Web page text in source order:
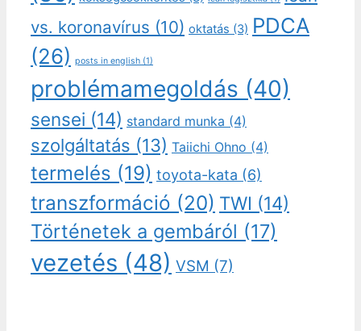
vs. koronavírus (10) oktatás (3) PDCA
(26) posts in english (1)
problémamegoldás (40)
sensei (14) standard munka (4)
szolgáltatás (13) Taiichi Ohno (4)
termelés (19) toyota-kata (6)
transzformáció (20) TWI (14)
Történetek a gembáról (17)
vezetés (48) VSM (7)